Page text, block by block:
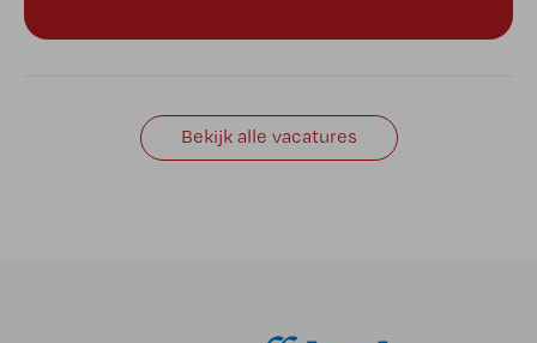
Bekijk alle vacatures